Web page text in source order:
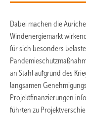
Dabei machen die
Windenergiemarkt
für sich besonders
an Stahl aufgrund des
langsamen
Projektfinanzierungen
führten zu